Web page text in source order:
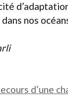
nos
d’une